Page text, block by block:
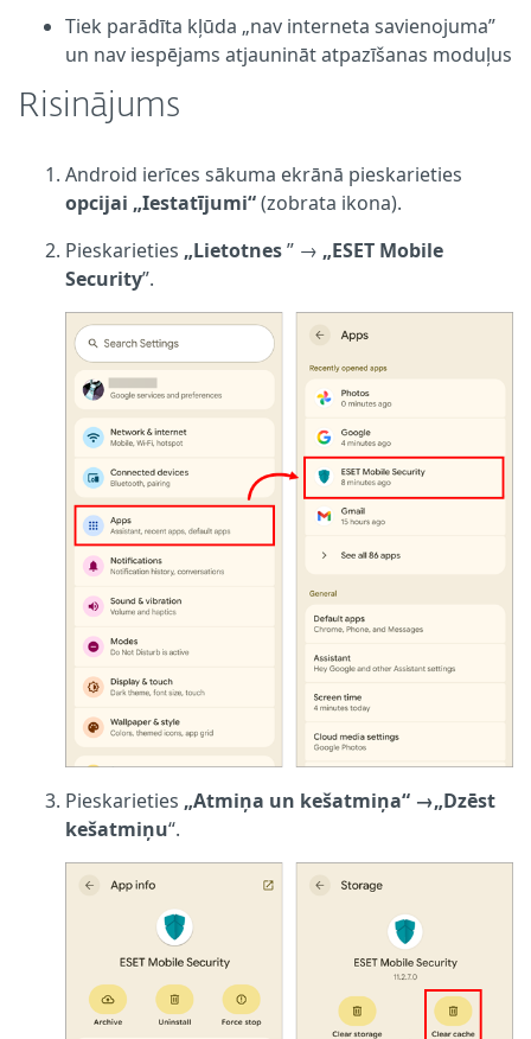
Tiek parādīta kļūda „nav interneta savienojuma”
un nav iespējams atjaunināt atpazīšanas moduļus
Risinājums
Android ierīces sākuma ekrānā pieskarieties
opcijai „Iestatījumi“(zobrata ikona).
Pieskarieties „Lietotnes” → „ESET Mobile
Security”.
Pieskarieties „Atmiņa un kešatmiņa“ →„Dzēst
kešatmiņu“.